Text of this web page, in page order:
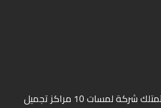
ﺗﻤﺘﻠﻚ ﺷﺮﻛﺔ ﻟﻤﺴﺎت 10 ﻣﺮاﻛﺰ ﺗﺠﻤﻴﻞ